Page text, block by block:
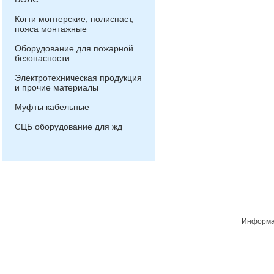
Когти монтерские, полиспаст,
пояса монтажные
Оборудование для пожарной
безопасности
Электротехническая продукция
и прочие материалы
Муфты кабельные
СЦБ оборудование для жд